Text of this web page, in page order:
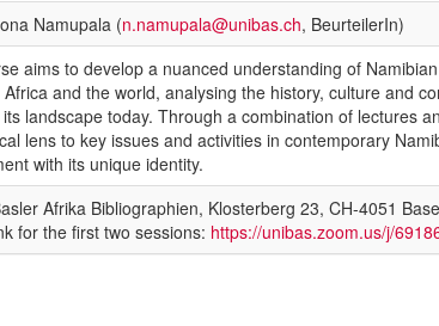
Namupala (n.namupala@unibas.ch, BeurteilerIn)
aims to develop a nuanced understanding of
and the world, analysing the history, culture and
landscape today. Through a combination of lectures
lens to key issues and activities in contemporary
with its unique identity.
Afrika Bibliographien, Klosterberg 23, CH-4051
for the first two sessions: https://unibas.zoom.us/j/